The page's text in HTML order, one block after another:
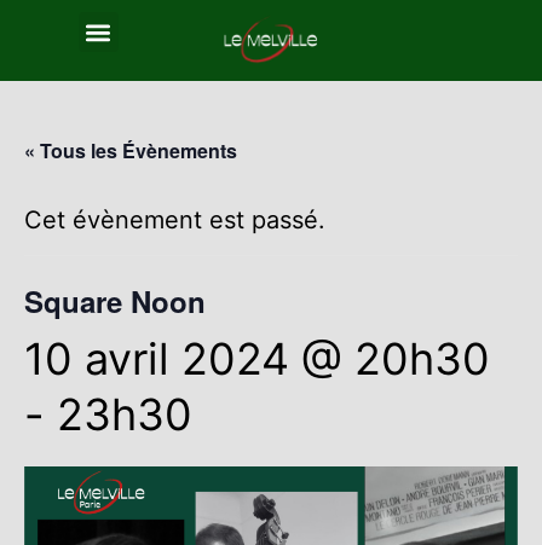
« Tous les Évènements
Cet évènement est passé.
Square Noon
10 avril 2024 @ 20h30
- 23h30